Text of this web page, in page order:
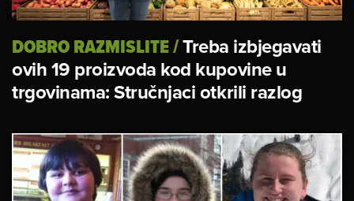
DOBRO RAZMISLITE/Treba izbjegavati
ovih 19 proizvoda kod kupovine u
trgovinama: Stručnjaci otkrili razlog